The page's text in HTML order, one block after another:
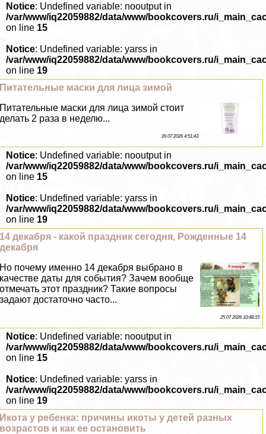
Notice: Undefined variable: nooutput in
/var/www/iq22059882/data/www/bookcovers.ru/
on line 15
Notice: Undefined variable: yarss in
/var/www/iq22059882/data/www/bookcovers.ru/
on line 19
Питательные маски для лица зимой
Питательные маски для лица зимой стоит
делать 2 раза в неделю...
26 07 2026 4:51:43
Notice: Undefined variable: nooutput in
/var/www/iq22059882/data/www/bookcovers.ru/
on line 15
Notice: Undefined variable: yarss in
/var/www/iq22059882/data/www/bookcovers.ru/
on line 19
14 декабря - какой праздник сегодня, Рожденные 14
декабря
Но почему именно 14 декабря выбрано в
качестве даты для события? Зачем вообще
отмечать этот праздник? Такие вопросы
задают достаточно часто...
25 07 2026 10:48:15
Notice: Undefined variable: nooutput in
/var/www/iq22059882/data/www/bookcovers.ru/
on line 15
Notice: Undefined variable: yarss in
/var/www/iq22059882/data/www/bookcovers.ru/
on line 19
Икота у ребенка: причины икоты у детей разных
возрастов и как ее остановить